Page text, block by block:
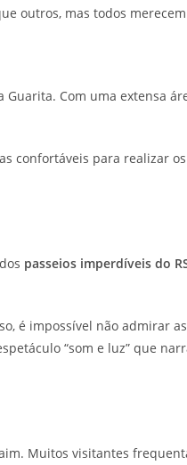
outros, mas todos
Com uma extensa
confortáveis para realizar
passeios imperdíveis do
é impossível não admirar
“som e luz” que
Muitos visitantes